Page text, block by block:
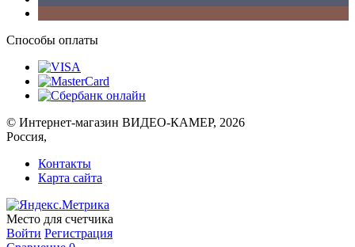
Способы оплаты
© Интернет-магазин ВИДЕО-КАМЕР, 2026
Россия,
Контакты
Карта сайта
Место для счетчика
Войти Регистрация